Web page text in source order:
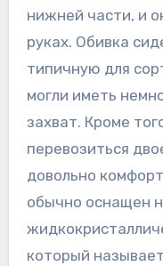
нижней части, и
руках. Обивка
типичную для
могли иметь
захват. Кроме
перевозиться
довольно
обычно оснащен
который